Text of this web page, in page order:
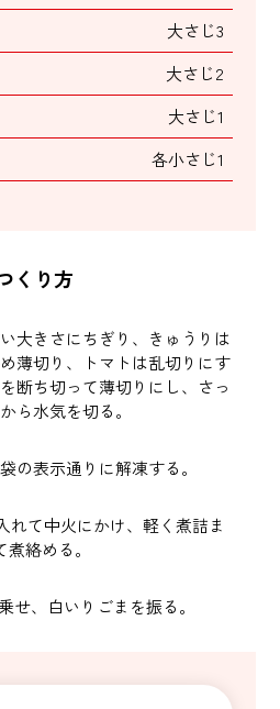
大さじ3
大さじ2
大さじ1
各小さじ1
くり方
大きさにちぎり、きゅうりは
薄切り、トマトは乱切りにす
断ち切って薄切りにし、さっ
ら水気を切る。
の表示通りに解凍する。
れて中火にかけ、軽く煮詰ま
絡める。
せ、白いりごまを振る。